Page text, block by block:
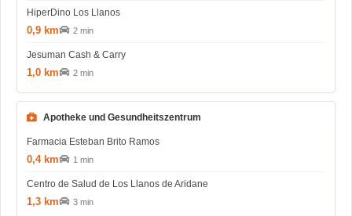
HiperDino Los Llanos
0,9 km 2 min
Jesuman Cash & Carry
1,0 km 2 min
Apotheke und Gesundheitszentrum
Farmacia Esteban Brito Ramos
0,4 km 1 min
Centro de Salud de Los Llanos de Aridane
1,3 km 3 min